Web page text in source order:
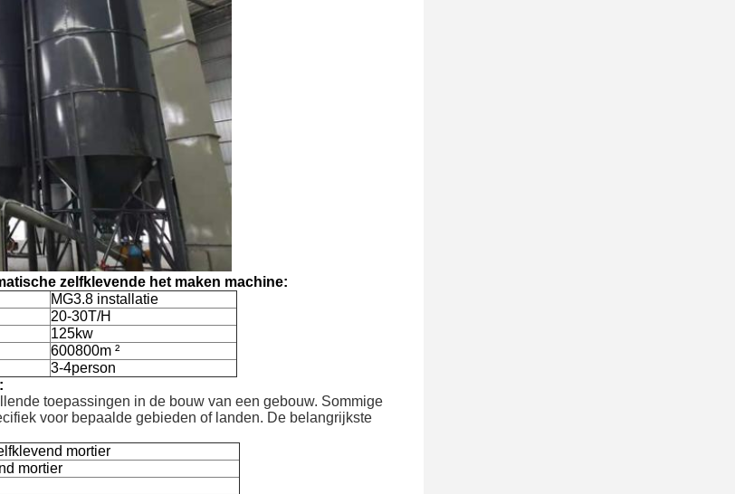
zelfklevende het maken machine:
MG3.8 installatie
20-30T/H
125kw
600800m ²
3-4person
toepassingen in de bouw van een gebouw. Sommige
voor bepaalde gebieden of landen. De belangrijkste
mortier
mortier